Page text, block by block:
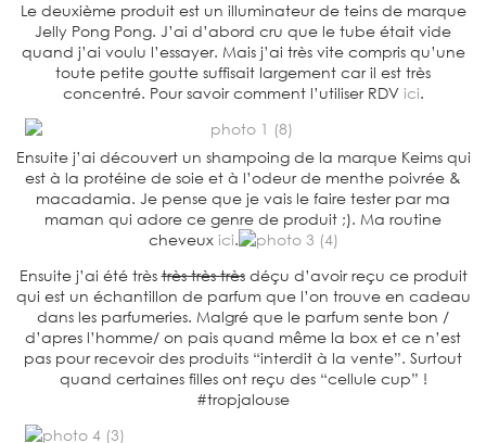
Le deuxième produit est un illuminateur de teins de marque
Jelly Pong Pong. J’ai d’abord cru que le tube était vide
quand j’ai voulu l’essayer. Mais j’ai très vite compris qu’une
toute petite goutte suffisait largement car il est très
concentré. Pour savoir comment l’utiliser RDV ici.
Ensuite j’ai découvert un shampoing de la marque Keims qui
est à la protéine de soie et à l’odeur de menthe poivrée &
macadamia. Je pense que je vais le faire tester par ma
maman qui adore ce genre de produit ;). Ma routine
cheveux ici.
Ensuite j’ai été trèstrès très trèsdéçu d’avoir reçu ce produit
qui est un échantillon de parfum que l’on trouve en cadeau
dans les parfumeries. Malgré que le parfum sente bon /
d’apres l’homme/ on pais quand même la box et ce n’est
pas pour recevoir des produits “interdit à la vente”. Surtout
quand certaines filles ont reçu des “cellule cup” !
#tropjalouse